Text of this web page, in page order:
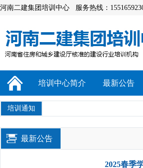
河南二建集团培训中心 服务热线：
培训中心简介 最新公告
培训通知
最新公告
2025春季